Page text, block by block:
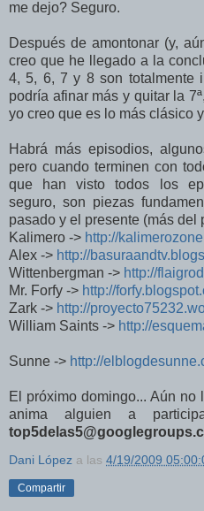
me dejo? Seguro.
Después de amontonar (y,
creo que he llegado a la
4, 5, 6, 7 y 8 son totalmente
podría afinar más y quitar la
yo creo que es lo más clásico
Habrá más episodios,
pero cuando terminen con
que han visto todos los
seguro, son piezas
pasado y el presente (más del
Kalimero -> http://
Alex -> http://
Wittenbergman -> http://
Mr. Forfy -> http://
Zark -> http://proyecto75232.
William Saints -> http://
Sunne -> http://
El próximo domingo... Aún no
anima alguien a
Dani López a las 4/19/2009
Compartir